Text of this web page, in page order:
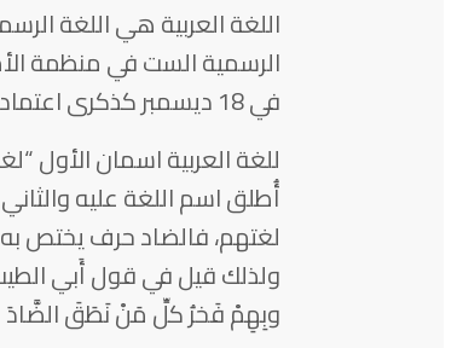
اللغة العربية هي اللغة
الرسمية الست في منظمة
في 18 ديسمبر كذكرى اعتماد العربية بين لغات العمل في الأمم المتحدة.
للغة العربية اسمان الأول
أُطلق اسم اللغة عليه
لغتهم، فالضاد حرف يختص به
ولذلك قيل في قول أَبي
وبِهِمْ فَخرُ كلِّ مَنْ نَطَقَ